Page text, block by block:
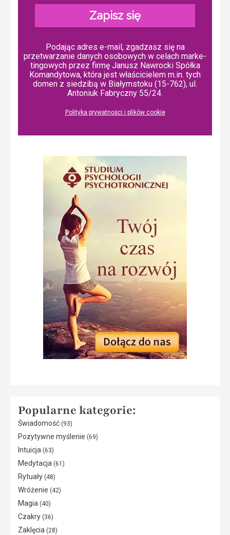
Zapisz się
Podając adres e-mail, zgadzasz się na
przetwarzanie danych osobowych w ce­lach mar­ke­
tin­go­wych przez firmę Janusz Nawrocki Spółka
Komandytowa, która jest właścicielem m.in. tych
domen z siedzibą w Białymstoku (15-762), ul.
Antoniuk Fabryczny 55/24.
Polityka prywatności i plików cookie
Popularne kategorie:
Świadomość (93)
Pozytywne myślenie (69)
Intuicja (63)
Medytacja (61)
Rytuały (48)
Wróżenie (42)
Magia (40)
Czakry (36)
Zaklęcia (28)